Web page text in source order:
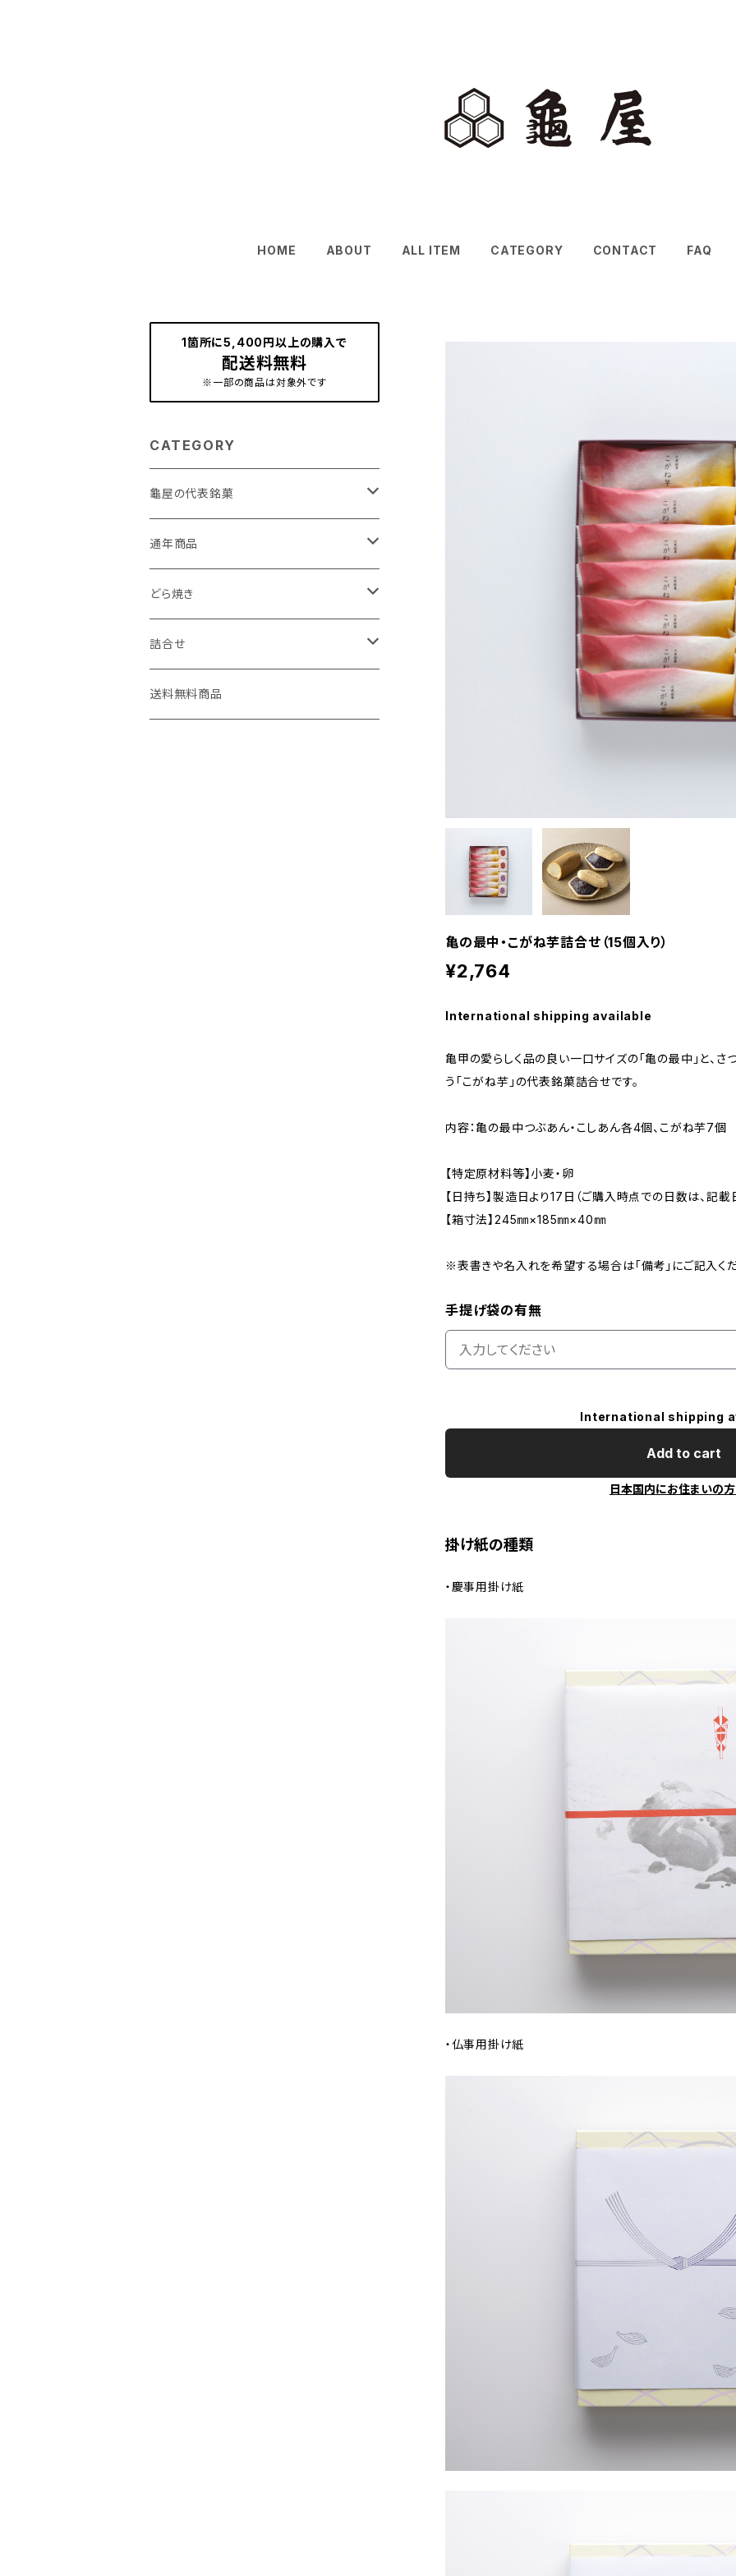
HOME ABOUT ALL ITEM CATEGORY CONTACT FAQ
亀の最中・こがね芋詰合せ（15個入り）
¥2,764
International shipping available
亀甲の愛らしく品の良い一口サイズの「亀の最中」と、
う「こがね芋」の代表銘菓詰合せです。
内容：亀の最中つぶあん・こしあん各4個、こがね芋7個
【特定原材料等】小麦・卵
【日持ち】製造日より17日（ご購入時点での日数は、記載
【箱寸法】245㎜×185㎜×40㎜
※表書きや名入れを希望する場合は「備考」にご記入く
手提げ袋の有無
International shipping
Add to cart
日本国内にお住まいの
掛け紙の種類
・慶事用掛け紙
・仏事用掛け紙
1箇所に5,400円以上の購入で
配送料無料
※一部の商品は対象外です
CATEGORY
龜屋の代表銘菓
亀の最中
こがね芋
通年商品
初雁シリーズ
小江戸時の鐘
小江戸川越もんぶらん・小江戸川越すい
ーとぽてと
どら焼き
亀どら
たまどら
詰合せ
亀の最中・こがね芋詰合せ
送料無料商品